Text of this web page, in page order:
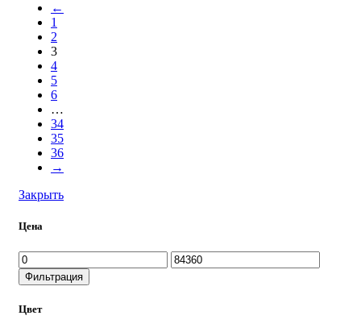
Закрыть
Цена
Минимальная
цена
Максимальная
цена
Фильтрация
Цвет
←
1
2
3
4
5
6
…
34
35
36
→